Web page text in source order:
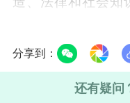
慕尼黑工业大
市，以其卓越的
分享到：
还有疑问